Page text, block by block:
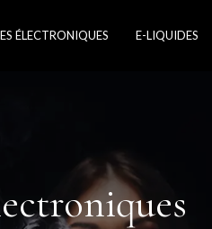
ÉLECTRONIQUES E-LIQUIDES